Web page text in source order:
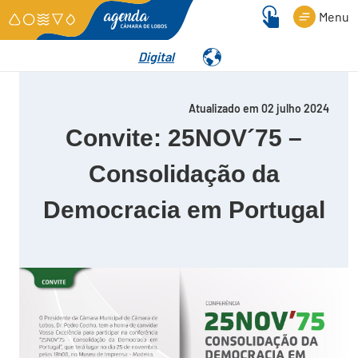
Digital
Menu
Atualizado em 02 julho 2024
Convite: 25NOV´75 –
Consolidação da
Democracia em Portugal